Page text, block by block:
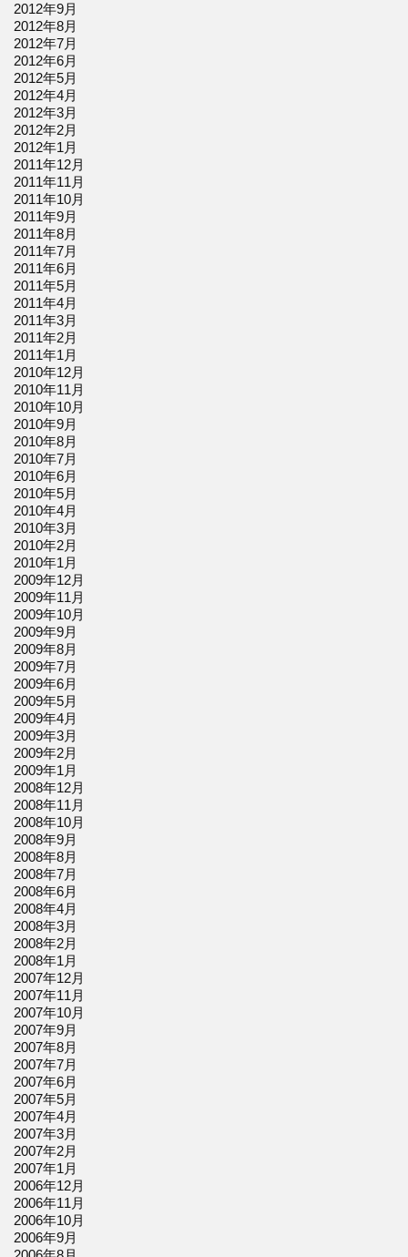
2012年9月
2012年8月
2012年7月
2012年6月
2012年5月
2012年4月
2012年3月
2012年2月
2012年1月
2011年12月
2011年11月
2011年10月
2011年9月
2011年8月
2011年7月
2011年6月
2011年5月
2011年4月
2011年3月
2011年2月
2011年1月
2010年12月
2010年11月
2010年10月
2010年9月
2010年8月
2010年7月
2010年6月
2010年5月
2010年4月
2010年3月
2010年2月
2010年1月
2009年12月
2009年11月
2009年10月
2009年9月
2009年8月
2009年7月
2009年6月
2009年5月
2009年4月
2009年3月
2009年2月
2009年1月
2008年12月
2008年11月
2008年10月
2008年9月
2008年8月
2008年7月
2008年6月
2008年4月
2008年3月
2008年2月
2008年1月
2007年12月
2007年11月
2007年10月
2007年9月
2007年8月
2007年7月
2007年6月
2007年5月
2007年4月
2007年3月
2007年2月
2007年1月
2006年12月
2006年11月
2006年10月
2006年9月